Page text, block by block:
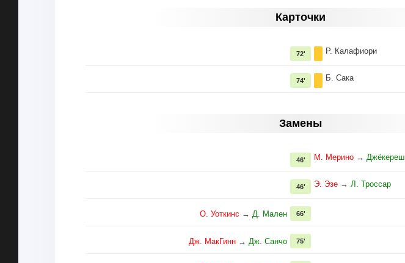
Карточки
Р. Калафиори
72'
Б. Сака
74'
Замены
М. Мерино → Джёкереш
46'
Э. Эзе → Л. Троссар
46'
О. Уоткинс → Д. Мален 66'
Дж. МакГинн → Дж. Санчо 75'